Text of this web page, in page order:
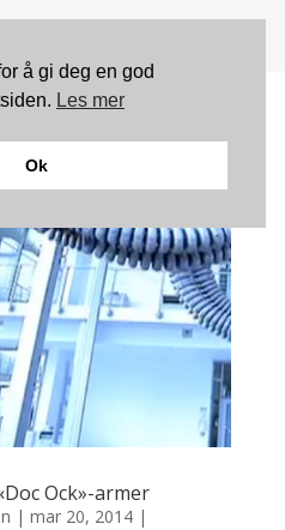
Ock»-armer
| mar 20, 2014|
å gi deg en god
Les mer
Ok